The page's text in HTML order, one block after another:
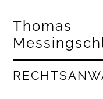
Thomas